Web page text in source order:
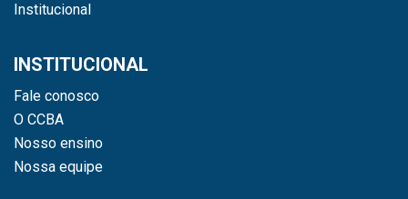
Institucional
INSTITUCIONAL
Fale conosco
O CCBA
Nosso ensino
Nossa equipe